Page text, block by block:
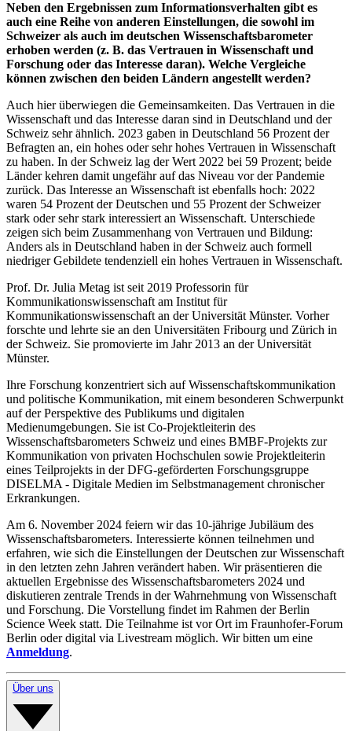
Neben den Ergebnissen zum Informationsverhalten gibt es
auch eine Reihe von anderen Einstellungen, die sowohl im
Schweizer als auch im deutschen Wissenschaftsbarometer
erhoben werden (z. B. das Vertrauen in Wissenschaft und
Forschung oder das Interesse daran). Welche Vergleiche
können zwischen den beiden Ländern angestellt werden?
Auch hier überwiegen die Gemeinsamkeiten. Das Vertrauen in die
Wissenschaft und das Interesse daran sind in Deutschland und der
Schweiz sehr ähnlich. 2023 gaben in Deutschland 56 Prozent der
Befragten an, ein hohes oder sehr hohes Vertrauen in Wissenschaft
zu haben. In der Schweiz lag der Wert 2022 bei 59 Prozent; beide
Länder kehren damit ungefähr auf das Niveau vor der Pandemie
zurück. Das Interesse an Wissenschaft ist ebenfalls hoch: 2022
waren 54 Prozent der Deutschen und 55 Prozent der Schweizer
stark oder sehr stark interessiert an Wissenschaft. Unterschiede
zeigen sich beim Zusammenhang von Vertrauen und Bildung:
Anders als in Deutschland haben in der Schweiz auch formell
niedriger Gebildete tendenziell ein hohes Vertrauen in Wissenschaft.
Prof. Dr. Julia Metag ist seit 2019 Professorin für
Kommunikationswissenschaft am Institut für
Kommunikationswissenschaft an der Universität Münster. Vorher
forschte und lehrte sie an den Universitäten Fribourg und Zürich in
der Schweiz. Sie promovierte im Jahr 2013 an der Universität
Münster.
Ihre Forschung konzentriert sich auf Wissenschaftskommunikation
und politische Kommunikation, mit einem besonderen Schwerpunkt
auf der Perspektive des Publikums und digitalen
Medienumgebungen. Sie ist Co-Projektleiterin des
Wissenschaftsbarometers Schweiz und eines BMBF-Projekts zur
Kommunikation von privaten Hochschulen sowie Projektleiterin
eines Teilprojekts in der DFG-geförderten Forschungsgruppe
DISELMA - Digitale Medien im Selbstmanagement chronischer
Erkrankungen.
Am 6. November 2024 feiern wir das 10-jährige Jubiläum des
Wissenschaftsbarometers. Interessierte können teilnehmen und
erfahren, wie sich die Einstellungen der Deutschen zur Wissenschaft
in den letzten zehn Jahren verändert haben. Wir präsentieren die
aktuellen Ergebnisse des Wissenschaftsbarometers 2024 und
diskutieren zentrale Trends in der Wahrnehmung von Wissenschaft
und Forschung. Die Vorstellung findet im Rahmen der Berlin
Science Week statt. Die Teilnahme ist vor Ort im Fraunhofer-Forum
Berlin oder digital via Livestream möglich. Wir bitten um eine
Anmeldung.
Über uns